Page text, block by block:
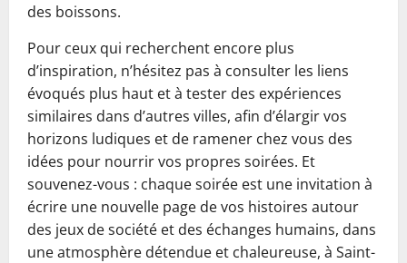
des boissons.
Pour ceux qui recherchent encore plus
d’inspiration, n’hésitez pas à consulter les liens
évoqués plus haut et à tester des expériences
similaires dans d’autres villes, afin d’élargir vos
horizons ludiques et de ramener chez vous des
idées pour nourrir vos propres soirées. Et
souvenez-vous : chaque soirée est une invitation à
écrire une nouvelle page de vos histoires autour
des jeux de société et des échanges humains, dans
une atmosphère détendue et chaleureuse, à Saint-